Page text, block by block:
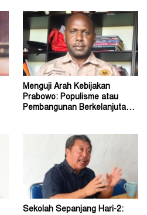
Menguji Arah Kebijakan
Prabowo: Populisme atau
Pembangunan Berkelanjutan?
Sekolah Sepanjang Hari-2: